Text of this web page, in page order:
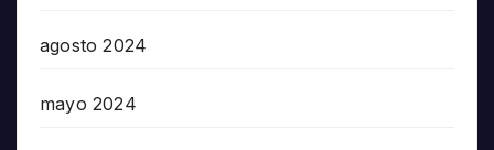
agosto 2024
mayo 2024